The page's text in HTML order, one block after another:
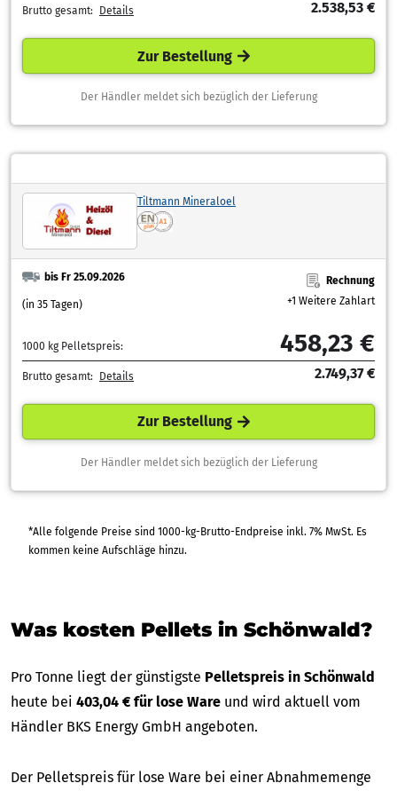
Brutto gesamt: Details 2.538,53 €
Zur Bestellung
Der Händler meldet sich bezüglich der Lieferung
Tiltmann Mineraloel
bis Fr 25.09.2026
(in 35 Tagen)
Rechnung
+1 Weitere Zahlart
1000 kg Pelletspreis: 458,23 €
Brutto gesamt: Details 2.749,37 €
Zur Bestellung
Der Händler meldet sich bezüglich der Lieferung
*Alle folgende Preise sind 1000-kg-Brutto-Endpreise inkl. 7% MwSt. Es
kommen keine Aufschläge hinzu.
Was kosten Pellets in Schönwald?
Pro Tonne liegt der günstigste Pelletspreis in Schönwald
heute bei 403,04 € für lose Ware und wird aktuell vom
Händler BKS Energy GmbH angeboten.
Der Pelletspreis für lose Ware bei einer Abnahmemenge